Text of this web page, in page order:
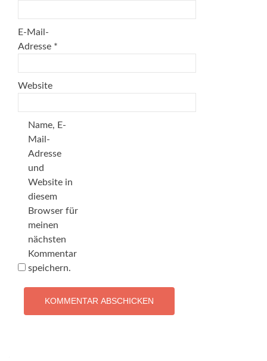
E-Mail-
Adresse *
Website
Name, E-
Mail-
Adresse
und
Website in
diesem
Browser für
meinen
nächsten
Kommentar
speichern.